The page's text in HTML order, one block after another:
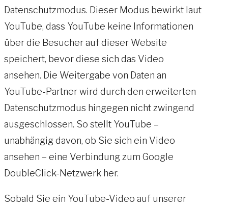
Datenschutzmodus. Dieser Modus bewirkt laut
YouTube, dass YouTube keine Informationen
über die Besucher auf dieser Website
speichert, bevor diese sich das Video
ansehen. Die Weitergabe von Daten an
YouTube-Partner wird durch den erweiterten
Datenschutzmodus hingegen nicht zwingend
ausgeschlossen. So stellt YouTube –
unabhängig davon, ob Sie sich ein Video
ansehen – eine Verbindung zum Google
DoubleClick-Netzwerk her.
Sobald Sie ein YouTube-Video auf unserer